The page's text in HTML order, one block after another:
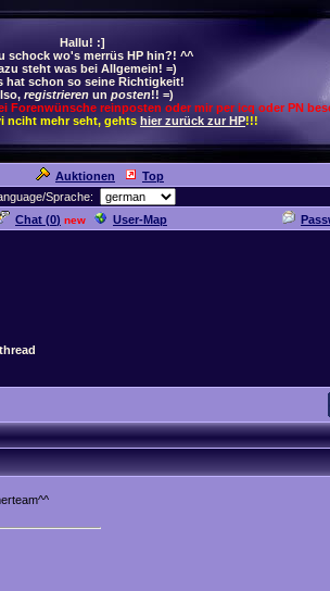
Hallu! :]
schock wo's merrüs HP hin?! ^^
steht was bei Allgemein! =)
hat schon so seine Richtigkeit!
registrieren un posten!! =)
Forenwünsche reinposten oder mir per icq oder PN
nciht mehr seht, gehts hier zurück zur HP!!!
Auktionen Top
Sprache:
Chat (0) new User-Map